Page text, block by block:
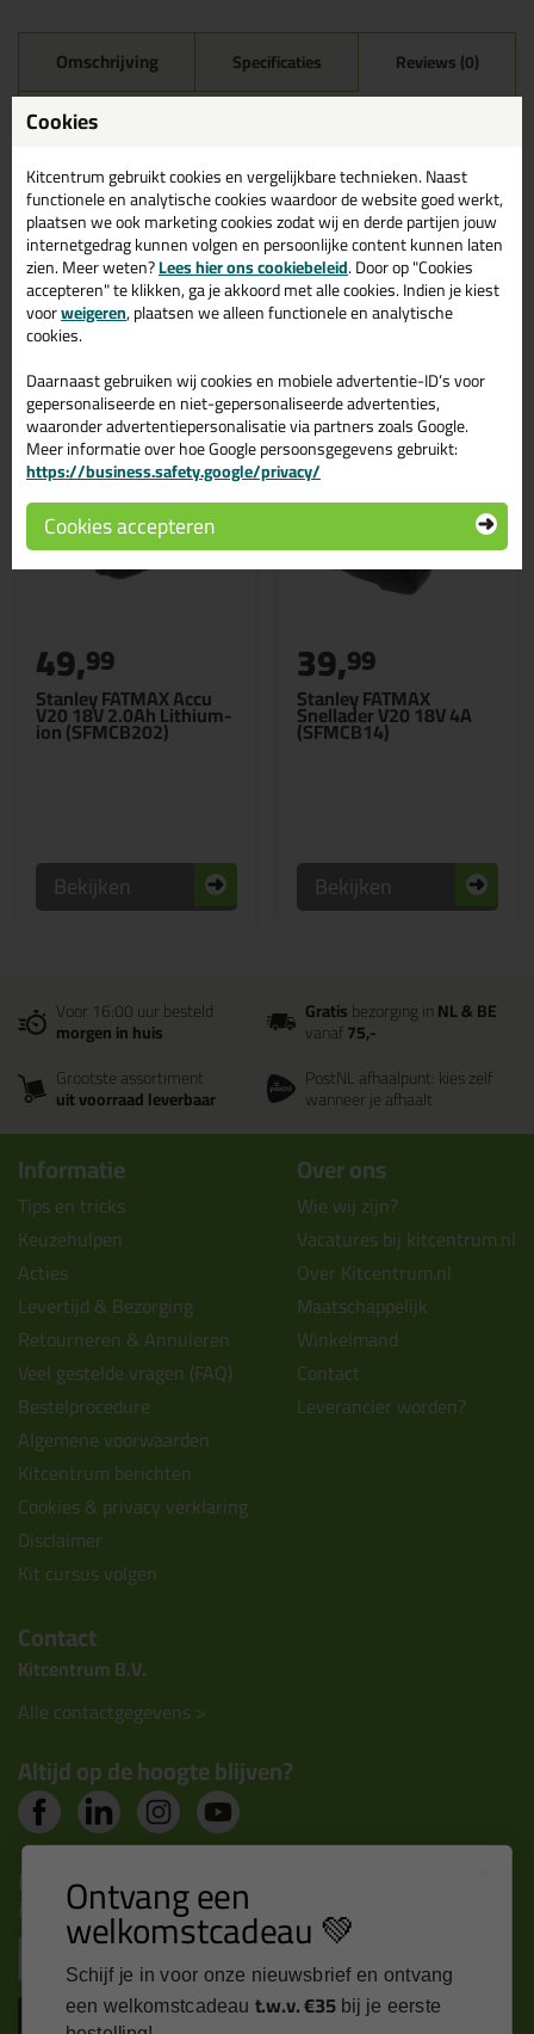
Omschrijving Specificaties Reviews (0)
Reviews voor:
Elektrische Kitspuit
Er zijn nog geen reviews geschreven voor Irion Powerjet-Li 400
Elektrische Kitspuit.Schrijf als eerste een review!
Gerelateerde producten
Stanley FATMAX Accu
V20 18V 2.0Ah Lithium-
ion (SFMCB202)
49,99
Bekijken
Stanley FATMAX
Snellader V20 18V 4A
(SFMCB14)
39,99
Bekijken
Voor 16:00 uur besteld
morgen in huis
Gratisbezorging inNL & BE
vanaf75,-
Grootste assortiment
uit voorraad leverbaar
PostNL afhaalpunt: kies zelf
wanneer je afhaalt
Informatie
Tips en tricks
Keuzehulpen
Acties
Levertijd & Bezorging
Retourneren & Annuleren
Veel gestelde vragen (FAQ)
Bestelprocedure
Algemene voorwaarden
Kitcentrum berichten
Cookies & privacy verklaring
Disclaimer
Kit cursus volgen
Over ons
Wie wij zijn?
Vacatures bij kitcentrum.nl
Over Kitcentrum.nl
Maatschappelijk
Winkelmand
Contact
Leverancier worden?
Contact
Kitcentrum B.V.
Alle contactgegevens >
Altijd op de hoogte blijven?
Nieuws, tips en exclusieve deals rechtstreeks in je
inbox
Inschrijven
Cookies
Kitcentrum gebruikt cookies en vergelijkbare technieken. Naast
functionele en analytische cookies waardoor de website goed werkt,
plaatsen we ook marketing cookies zodat wij en derde partijen jouw
internetgedrag kunnen volgen en persoonlijke content kunnen laten
zien. Meer weten?Lees hier ons cookiebeleid. Door op "Cookies
accepteren" te klikken, ga je akkoord met alle cookies. Indien je kiest
voorweigeren, plaatsen we alleen functionele en analytische
cookies.
Daarnaast gebruiken wij cookies en mobiele advertentie-ID’s voor
gepersonaliseerde en niet-gepersonaliseerde advertenties,
waaronder advertentiepersonalisatie via partners zoals Google.
Meer informatie over hoe Google persoonsgegevens gebruikt:
https://business.safety.google/privacy/
Cookies accepteren
Ontvang een
welkomstcadeau 💚
Schijf je in voor onze nieuwsbrief en ontvang
een welkomstcadeau t.w.v. €35 bij je eerste